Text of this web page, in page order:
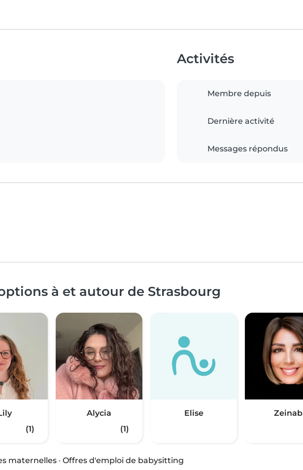
Activités
Membre depuis
Dernière activité
Messages répondus
à et autour de Strasbourg
(1)
Alycia
(1)
Elise Zeinab
maternelles · Offres d'emploi de babysitting